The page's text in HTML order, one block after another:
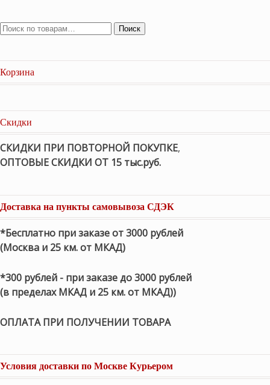
Поиск
Корзина
Скидки
СКИДКИ ПРИ ПОВТОРНОЙ ПОКУПКЕ,
ОПТОВЫЕ СКИДКИ ОТ 15 тыс.руб.
Доставка на пункты самовывоза СДЭК
*Бесплатно при заказе от 3000 рублей
(Москва и 25 км. от МКАД)
*300 рублей - при заказе до 3000 рублей
(в пределах МКАД и 25 км. от МКАД))
ОПЛАТА ПРИ ПОЛУЧЕНИИ ТОВАРА
Условия доставки по Москве Курьером